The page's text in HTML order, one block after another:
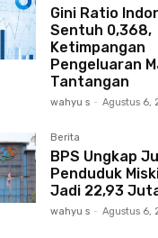
Gini Ratio
Sentuh 0,368,
Ketimpangan
Pengeluaran
Tantangan
wahyu s - Agustus 6,
Berita
BPS Ungkap
Penduduk
Jadi 22,93
wahyu s - Agustus 6,